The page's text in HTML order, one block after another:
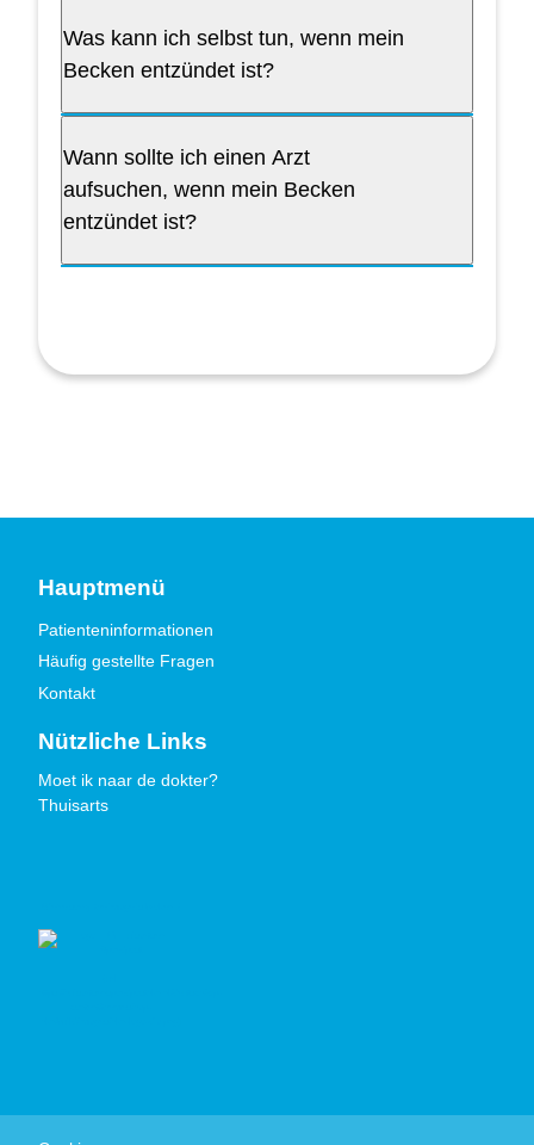
Was kann ich selbst tun, wenn mein
Becken entzündet ist?
Wann sollte ich einen Arzt
aufsuchen, wenn mein Becken
entzündet ist?
Hauptmenü
Patienteninformationen
Häufig gestellte Fragen
Kontakt
Nützliche Links
Moet ik naar de dokter?
Thuisarts